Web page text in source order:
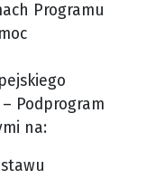
Programu
Podprogram
na: